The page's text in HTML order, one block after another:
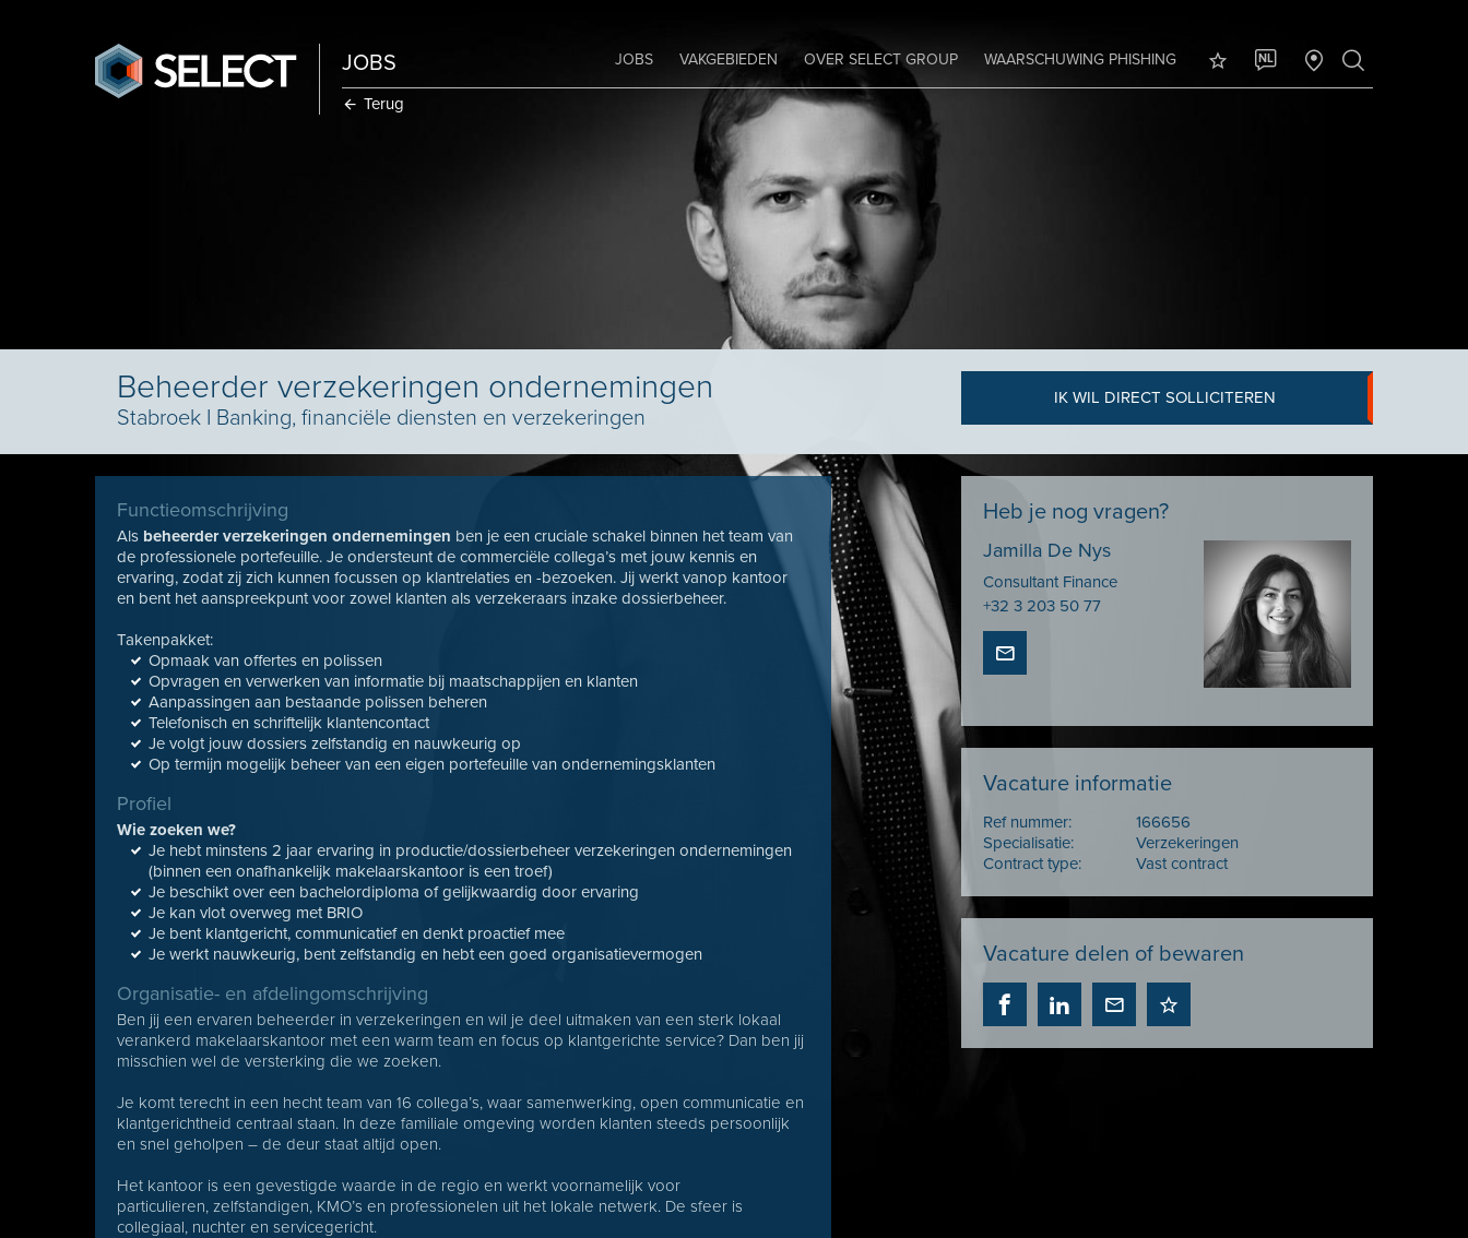
JOBS JOBS VAKGEBIEDEN OVER SELECT GROUP WAARSCHUWING PHISHING NL
Terug
Beheerder verzekeringen ondernemingen
Stabroek I Banking, financiële diensten en verzekeringen
IK WIL DIRECT SOLLICITEREN
Functieomschrijving
Als beheerder verzekeringen ondernemingen ben je een cruciale schakel binnen het team van
de professionele portefeuille. Je ondersteunt de commerciële collega’s met jouw kennis en
ervaring, zodat zij zich kunnen focussen op klantrelaties en -bezoeken. Jij werkt vanop kantoor
en bent het aanspreekpunt voor zowel klanten als verzekeraars inzake dossierbeheer.
Takenpakket:
Opmaak van offertes en polissen
Opvragen en verwerken van informatie bij maatschappijen en klanten
Aanpassingen aan bestaande polissen beheren
Telefonisch en schriftelijk klantencontact
Je volgt jouw dossiers zelfstandig en nauwkeurig op
Op termijn mogelijk beheer van een eigen portefeuille van ondernemingsklanten
Profiel
Wie zoeken we?
Je hebt minstens 2 jaar ervaring in productie/dossierbeheer verzekeringen ondernemingen
(binnen een onafhankelijk makelaarskantoor is een troef)
Je beschikt over een bachelordiploma of gelijkwaardig door ervaring
Je kan vlot overweg met BRIO
Je bent klantgericht, communicatief en denkt proactief mee
Je werkt nauwkeurig, bent zelfstandig en hebt een goed organisatievermogen
Organisatie- en afdelingomschrijving
Ben jij een ervaren beheerder in verzekeringen en wil je deel uitmaken van een sterk lokaal
verankerd makelaarskantoor met een warm team en focus op klantgerichte service? Dan ben jij
misschien wel de versterking die we zoeken.
Je komt terecht in een hecht team van 16 collega’s, waar samenwerking, open communicatie en
klantgerichtheid centraal staan. In deze familiale omgeving worden klanten steeds persoonlijk
en snel geholpen – de deur staat altijd open.
Het kantoor is een gevestigde waarde in de regio en werkt voornamelijk voor
particulieren, zelfstandigen, KMO’s en professionelen uit het lokale netwerk. De sfeer is
collegiaal, nuchter en servicegericht.
Heb je nog vragen?
Jamilla De Nys
Consultant Finance
+32 3 203 50 77
Vacature informatie
Ref nummer:
166656
Specialisatie:
Verzekeringen
Contract type:
Vast contract
Vacature delen of bewaren